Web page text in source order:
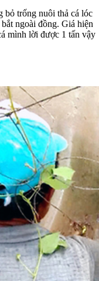
bỏ trống nuôi thả cá lóc
ngoài đồng. Giá hiện
mình lời được 1 tấn vậy